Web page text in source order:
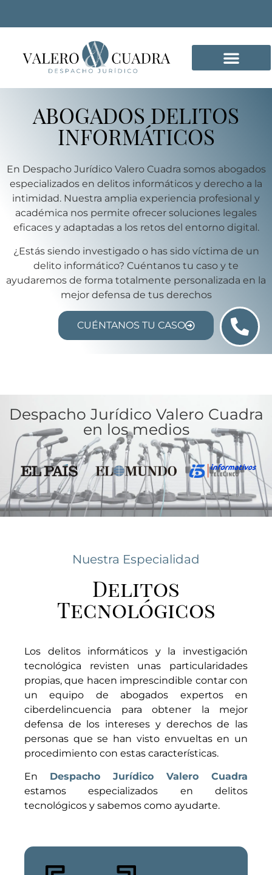
ABOGADOS DELITOS
INFORMÁTICOS
En Despacho Jurídico Valero Cuadra somos abogados
especializados en delitos informáticos y derecho a la
intimidad. Nuestra amplia experiencia profesional y
académica nos permite ofrecer soluciones legales
eficaces y adaptadas a los retos del entorno digital.
¿Estás siendo investigado o has sido víctima de un
delito informático? Cuéntanos tu caso y te
ayudaremos de forma totalmente personalizada en la
mejor defensa de tus derechos
CUÉNTANOS TU CASO
Despacho Jurídico Valero Cuadra
en los medios
Nuestra Especialidad
Delitos
Tecnológicos
Los delitos informáticos y la investigación
tecnológica revisten unas particularidades
propias, que hacen imprescindible contar con
un equipo de abogados expertos en
ciberdelincuencia para obtener la mejor
defensa de los intereses y derechos de las
personas que se han visto envueltas en un
procedimiento con estas características.
En Despacho Jurídico Valero Cuadra
estamos especializados en delitos
tecnológicos y sabemos como ayudarte.